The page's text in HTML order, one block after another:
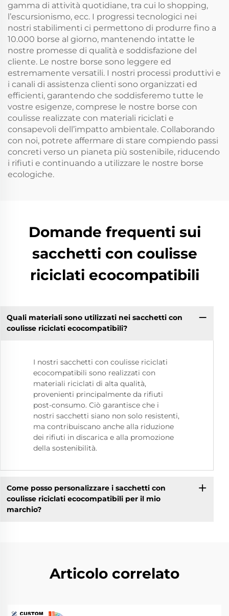
gamma di attività quotidiane, tra cui lo shopping,
l’escursionismo, ecc. I progressi tecnologici nei
nostri stabilimenti ci permettono di produrre fino a
10.000 borse al giorno, mantenendo intatte le
nostre promesse di qualità e soddisfazione del
cliente. Le nostre borse sono leggere ed
estremamente versatili. I nostri processi produttivi e
i canali di assistenza clienti sono organizzati ed
efficienti, garantendo che soddisferemo tutte le
vostre esigenze, comprese le nostre borse con
coulisse realizzate con materiali riciclati e
consapevoli dell’impatto ambientale. Collaborando
con noi, potrete affermare di stare compiendo passi
concreti verso un pianeta più sostenibile, riducendo
i rifiuti e continuando a utilizzare le nostre borse
ecologiche.
Domande frequenti sui
sacchetti con coulisse
riciclati ecocompatibili
Quali materiali sono utilizzati nei sacchetti con
coulisse riciclati ecocompatibili?
I nostri sacchetti con coulisse riciclati
ecocompatibili sono realizzati con
materiali riciclati di alta qualità,
provenienti principalmente da rifiuti
post-consumo. Ciò garantisce che i
nostri sacchetti siano non solo resistenti,
ma contribuiscano anche alla riduzione
dei rifiuti in discarica e alla promozione
della sostenibilità.
Come posso personalizzare i sacchetti con
coulisse riciclati ecocompatibili per il mio
marchio?
Articolo correlato